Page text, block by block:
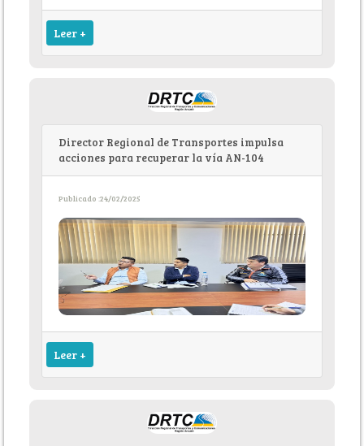
Leer +
Director Regional de Transportes impulsa
acciones para recuperar la vía AN-104
Publicado :24/02/2025
Leer +